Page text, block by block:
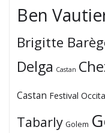
Ben
Brigitte
Delga Castan
Castan Festival
Tabarly Golem